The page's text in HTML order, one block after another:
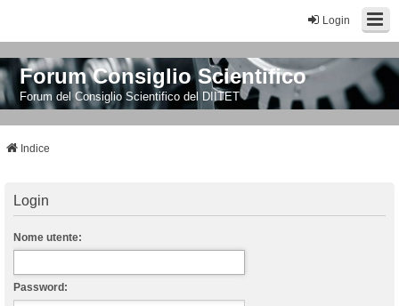
Login
Forum Consiglio Scientifico
Forum del Consiglio Scientifico del DIITET
Indice
Login
Nome utente:
Password: